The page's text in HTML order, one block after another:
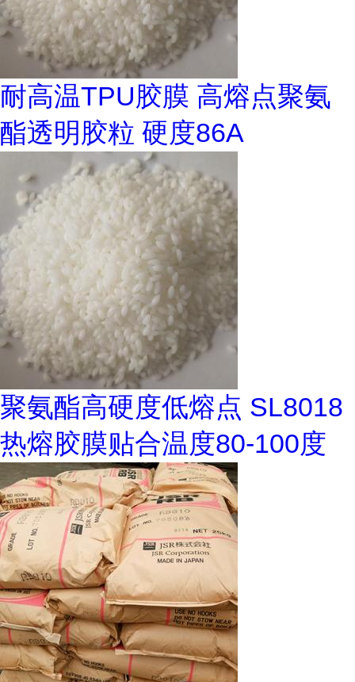
耐高温TPU胶膜 高熔点聚氨
酯透明胶粒 硬度86A
聚氨酯高硬度低熔点 SL8018
热熔胶膜贴合温度80-100度